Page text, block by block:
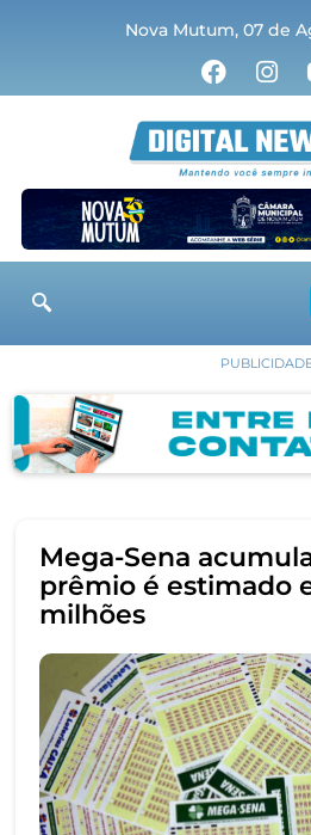
Nova Mutum, 07 de
Mega-Sena
prêmio é estimado
milhões